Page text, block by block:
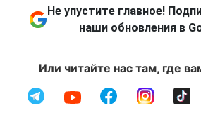
Не упустите главное!
наши обновления в
Или читайте нас там, где